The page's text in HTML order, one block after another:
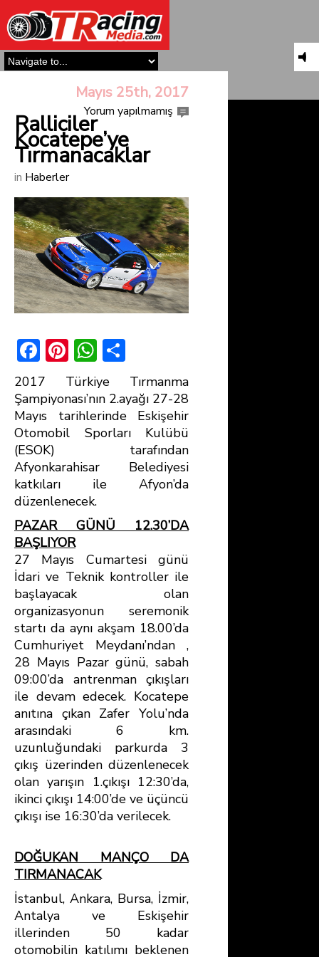
Mayıs 25th, 2017
Yorum yapılmamış
Ralliciler
Kocatepe’ye
Tırmanacaklar
in Haberler
F
ac
e
b
o
ok
Pi
nt
er
e
st
W
h
at
s
A
p
p
h
ar
e
2017 Türkiye Tırmanma
Şampiyonası’nın 2.ayağı 27-28
Mayıs tarihlerinde Eskişehir
Otomobil Sporları Kulübü
(ESOK) tarafından
Afyonkarahisar Belediyesi
katkıları ile Afyon’da
düzenlenecek.
PAZAR GÜNÜ 12.30’DA
BAŞLIYOR
27 Mayıs Cumartesi günü
İdari ve Teknik kontroller ile
başlayacak olan
organizasyonun seremonik
startı da aynı akşam 18.00’da
Cumhuriyet Meydanı’ndan ,
28 Mayıs Pazar günü, sabah
09:00’da antrenman çıkışları
ile devam edecek. Kocatepe
anıtına çıkan Zafer Yolu’nda
arasındaki 6 km.
uzunluğundaki parkurda 3
çıkış üzerinden düzenlenecek
olan yarışın 1.çıkışı 12:30’da,
ikinci çıkışı 14:00’de ve üçüncü
çıkışı ise 16:30’da verilecek.
DOĞUKAN MANÇO DA
TIRMANACAK
İstanbul, Ankara, Bursa, İzmir,
Antalya ve Eskişehir
illerinden 50 kadar
otomobilin katılımı beklenen